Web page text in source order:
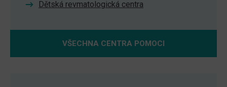
Dětská revmatologická centra
VŠECHNA CENTRA POMOCI